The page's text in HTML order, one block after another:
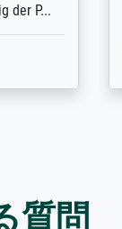
der P...
質問